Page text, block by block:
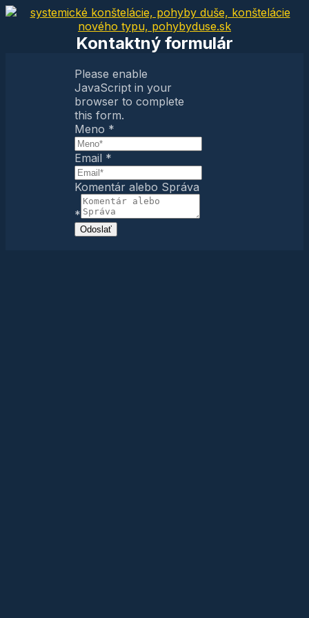
Kontaktný formulár
Please enable
JavaScript in your
browser to complete
this form.
Meno *
Email *
Komentár alebo Správa
*
Odoslať